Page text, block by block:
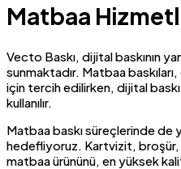
Matbaa
Vecto Baskı, dijital baskının
sunmaktadır. Matbaa
için tercih edilirken, dijital
kullanılır.
Matbaa baskı süreçlerinde de
hedefliyoruz. Kartvizit,
matbaa ürününü, en yüksek